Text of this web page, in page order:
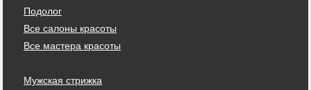
Подолог
Все салоны красоты
Все мастера красоты
Мужская стрижка